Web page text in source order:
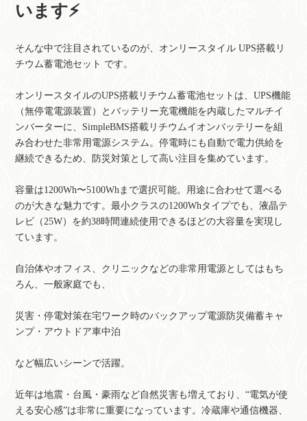
います⚡
そんな中で注目されているのが、オンリースタイル UPS搭載リ
チウム蓄電池セット です。
オンリースタイルのUPS搭載リチウム蓄電池セットは、UPS機能
（無停電電源装置）とバッテリー充電機能を内蔵したマルチイ
ンバーターに、SimpleBMS搭載リチウムイオンバッテリーを組
み合わせた非常用電源システム。停電時にも自動で電力供給を
継続できるため、防災対策として高い注目を集めています。
容量は1200Wh〜5100Whまで選択可能。用途に合わせて選べる
のが大きな魅力です。最小クラスの1200Whタイプでも、液晶テ
レビ（25W）を約38時間連続使用できるほどの大容量を実現し
ています。
自治体やオフィス、クリニックなどの非常用電源としてはもち
ろん、一般家庭でも、
災害・停電対策在宅ワーク時のバックアップ電源防災備蓄キャ
ンプ・アウトドア車中泊
など幅広いシーンで活躍。
近年は地震・台風・豪雨など自然災害も増えており、“電気が使
える安心感”は非常に重要になっています。冷蔵庫や通信機器、